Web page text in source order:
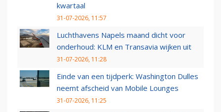
kwartaal
31-07-2026, 11:57
Luchthavens Napels maand dicht voor
onderhoud: KLM en Transavia wijken uit
31-07-2026, 11:28
Einde van een tijdperk: Washington Dulles
neemt afscheid van Mobile Lounges
31-07-2026, 11:25